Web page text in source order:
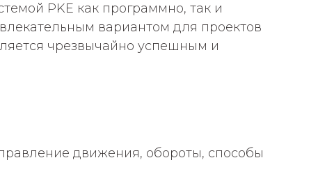
PKE как программно, так и
вариантом для проектов
чрезвычайно успешным и
движения, обороты, способы